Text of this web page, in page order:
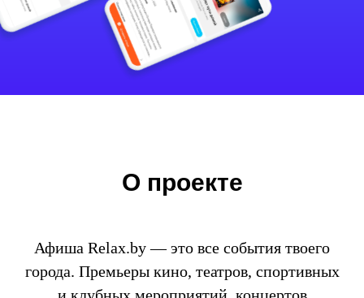
О проекте
Афиша Relax.by — это все события твоего
города. Премьеры кино, театров, спортивных